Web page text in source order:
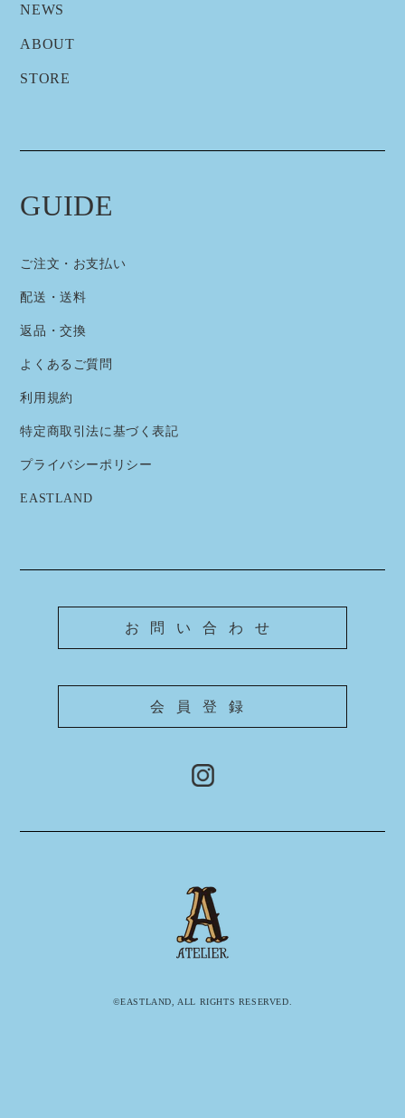
NEWS
ABOUT
STORE
GUIDE
ご注文・お支払い
配送・送料
返品・交換
よくあるご質問
利用規約
特定商取引法に基づく表記
プライバシーポリシー
EASTLAND
お問い合わせ
会員登録
©EASTLAND, ALL RIGHTS RESERVED.